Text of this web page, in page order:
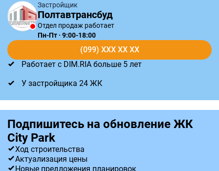
Застройщик
Полтавтрансбуд
Отдел продаж работает
Пн-Пт · 9:00-18:00
(099) XXX XX XX
Работает с DIM.RIA больше 5 лет
У застройщика 24 ЖК
Подпишитесь на обновление ЖК
City Park
Ход строительства
Актуализация цены
Новые предложения планировок